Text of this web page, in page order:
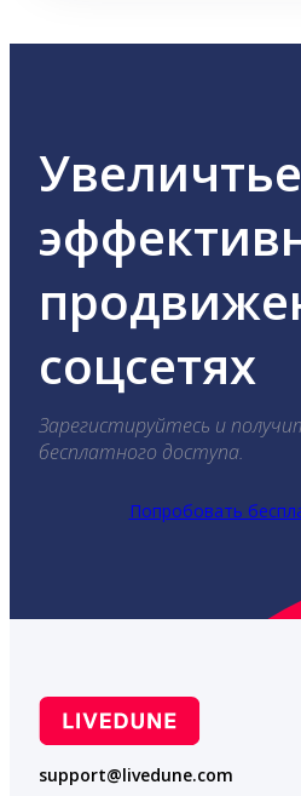
Увеличтье
соцсетях
Зарегистируйтесь и
бесплатного доступа.
Попробовать
support@livedune.com